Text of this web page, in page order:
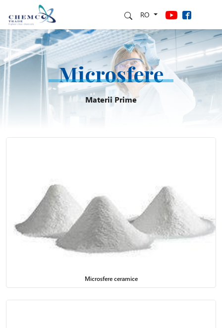
RO
Microsfere
Materii Prime
Microsfere ceramice